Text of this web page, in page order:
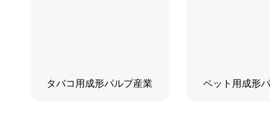
タバコ用成形パルプ産業 ペット用成形